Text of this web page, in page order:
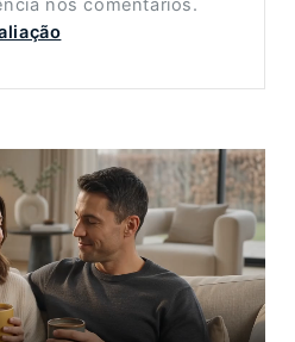
nos comentários.